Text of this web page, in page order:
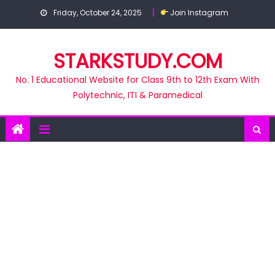
Friday, October 24, 2025 Join Instagram
STARKSTUDY.COM
No. 1 Educational Website for Class 9th to 12th Exam With
Polytechnic, ITI & Paramedical